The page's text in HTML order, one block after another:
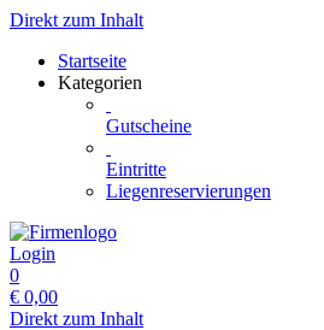
Direkt zum Inhalt
Startseite
Kategorien
Gutscheine
Eintritte
Liegenreservierungen
Login
0
€ 0,00
Direkt zum Inhalt